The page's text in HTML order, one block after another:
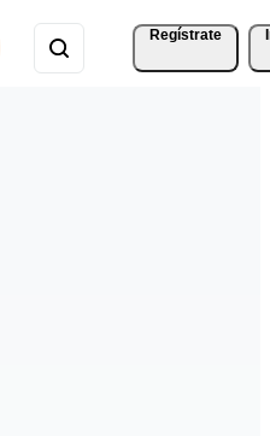
Regístrate